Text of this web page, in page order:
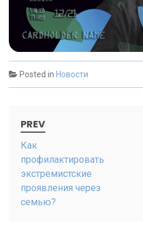
Posted in Новости
navigation
PREV
Как
профилактировать
экстремистские
проявления через
семью?